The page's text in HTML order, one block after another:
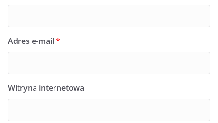
Adres e-mail*
Witryna internetowa